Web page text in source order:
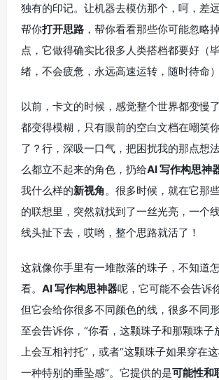
独有的印记。让机器去模仿那个，呵，差
帮你打开思路 ，帮你看看那些你可能忽略
点，它做得确实比很多人类搭档都要好（
绪，不会疲惫，永远高速运转，随时待命）
以前，卡文的时候，感觉整个世界都变慢
都变得模糊，只有眼前的空白文档在嘲笑
了？行，深吸一口气，把困扰我的那点想
么都立不起来的角色，扔给AI 写作构思神
我什么样的新视角。很多时候，就在它那
的联想里，突然就找到了一丝光亮，一个
线头扯下去，哎哟，整个思路就活了！
这就像你手里有一堆散落的珠子，不知道
看。 AI 写作构思神器呢，它可能不会告诉
但它会给你很多不同颜色的线，很多不同
至会告诉你，“你看，这颗珠子和那颗珠子
上会互相衬托”，或者“这颗珠子如果穿在
一种特别的垂坠感”。它提供的是可能性和